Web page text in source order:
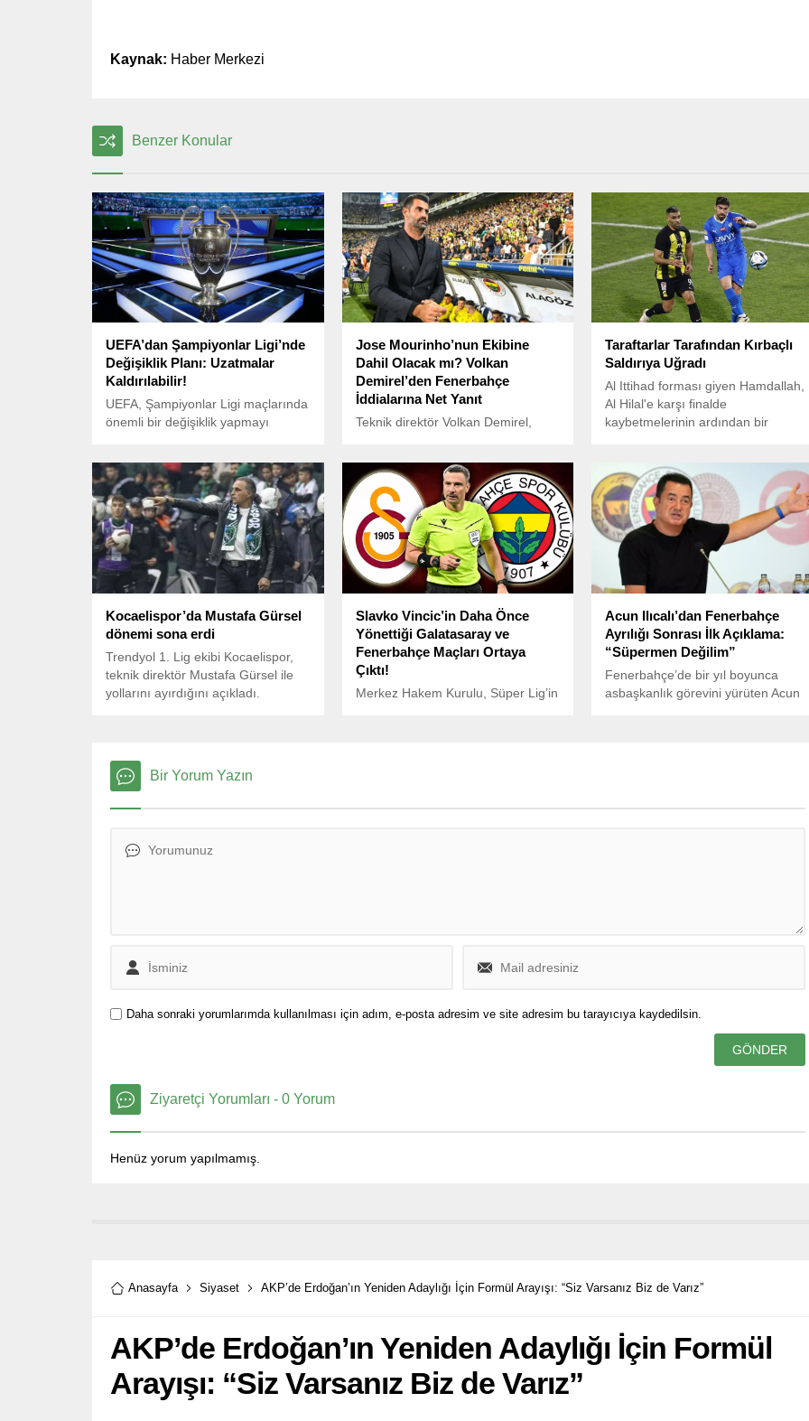
Kaynak: Haber Merkezi
Benzer Konular
UEFA’dan Şampiyonlar Ligi’nde
Değişiklik Planı: Uzatmalar
Kaldırılabilir!
UEFA, Şampiyonlar Ligi maçlarında
önemli bir değişiklik yapmayı
Jose Mourinho’nun Ekibine
Dahil Olacak mı? Volkan
Demirel’den Fenerbahçe
İddialarına Net Yanıt
Teknik direktör Volkan Demirel,
Fenerbahçe ile anılmasıyla ilgili
dikkat çeken açıklamalarda
bulundu. Son dönemde, sarı-
lacivertli kulübün yeni teknik
direktörü Jose Mourinho’nun
ekibine katılacağı yönündeki
iddialara yanıt verdi.
Taraftarlar Tarafından Kırbaçlı
Saldırıya Uğradı
Al Ittihad forması giyen Hamdallah,
Al Hilal'e karşı finalde
kaybetmelerinin ardından bir
Kocaelispor’da Mustafa Gürsel
dönemi sona erdi
Trendyol 1. Lig ekibi Kocaelispor,
teknik direktör Mustafa Gürsel ile
yollarını ayırdığını açıkladı.
Slavko Vincic’in Daha Önce
Yönettiği Galatasaray ve
Fenerbahçe Maçları Ortaya
Çıktı!
Merkez Hakem Kurulu, Süper Lig’in
Acun Ilıcalı’dan Fenerbahçe
Ayrılığı Sonrası İlk Açıklama:
“Süpermen Değilim”
Fenerbahçe’de bir yıl boyunca
asbaşkanlık görevini yürüten Acun
Bir Yorum Yazın
Daha sonraki yorumlarımda kullanılması için adım, e-posta adresim ve site adresim bu tarayıcıya kaydedilsin.
Ziyaretçi Yorumları - 0 Yorum
Henüz yorum yapılmamış.
Anasayfa Siyaset AKP’de Erdoğan’ın Yeniden Adaylığı İçin Formül Arayışı: “Siz Varsanız Biz de Varız”
AKP’de Erdoğan’ın Yeniden Adaylığı İçin Formül
Arayışı: “Siz Varsanız Biz de Varız”